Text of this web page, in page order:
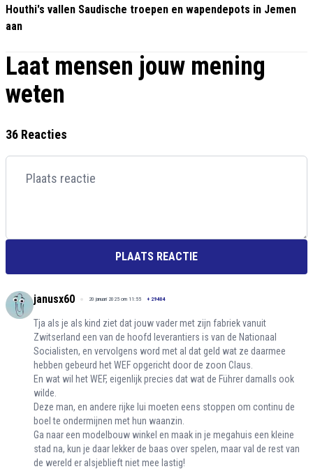
Houthi's vallen Saudische troepen en wapendepots in Jemen
aan
Laat mensen jouw mening
weten
36 Reacties
PLAATS REACTIE
janusx60 20 januari 2025 om 11:55 + 29404
Tja als je als kind ziet dat jouw vader met zijn fabriek vanuit
Zwitserland een van de hoofd leverantiers is van de Nationaal
Socialisten, en vervolgens word met al dat geld wat ze daarmee
hebben gebeurd het WEF opgericht door de zoon Claus.
En wat wil het WEF, eigenlijk precies dat wat de Führer damalls ook
wilde.
Deze man, en andere rijke lui moeten eens stoppen om continu de
boel te ondermijnen met hun waanzin.
Ga naar een modelbouw winkel en maak in je megahuis een kleine
stad na, kun je daar lekker de baas over spelen, maar val de rest van
de wereld er alsjeblieft niet mee lastig!